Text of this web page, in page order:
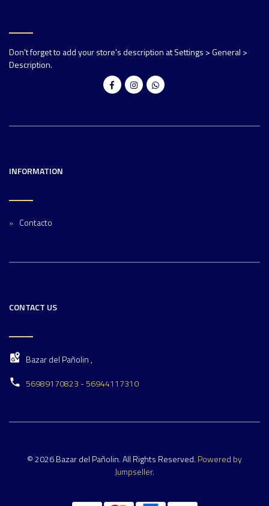
Don't forget to add your store's description at Settings > General >
Description.
INFORMATION
Contacto
CONTACT US
Bazar del Pañolin ,
56989170823 - 56944117310
© 2026 Bazar del Pañolin. All Rights Reserved. Powered by
Jumpseller.